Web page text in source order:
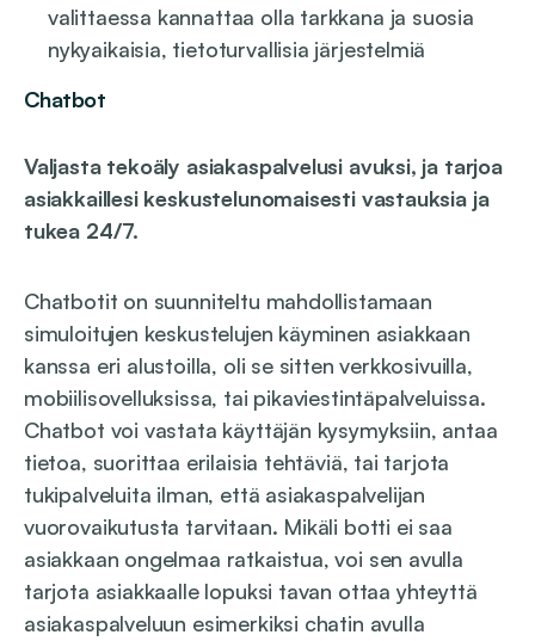
valittaessa kannattaa olla tarkkana ja suosia
nykyaikaisia, tietoturvallisia järjestelmiä
Chatbot
Valjasta tekoäly asiakaspalvelusi avuksi, ja tarjoa
asiakkaillesi keskustelunomaisesti vastauksia ja
tukea 24/7.
Chatbotit on suunniteltu mahdollistamaan
simuloitujen keskustelujen käyminen asiakkaan
kanssa eri alustoilla, oli se sitten verkkosivuilla,
mobiilisovelluksissa, tai pikaviestintäpalveluissa.
Chatbot voi vastata käyttäjän kysymyksiin, antaa
tietoa, suorittaa erilaisia tehtäviä, tai tarjota
tukipalveluita ilman, että asiakaspalvelijan
vuorovaikutusta tarvitaan. Mikäli botti ei saa
asiakkaan ongelmaa ratkaistua, voi sen avulla
tarjota asiakkaalle lopuksi tavan ottaa yhteyttä
asiakaspalveluun esimerkiksi chatin avulla